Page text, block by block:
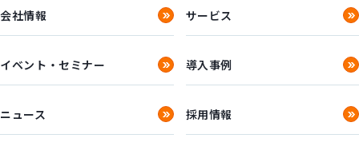
会社情報 サービス
イベント・セミナー 導入事例
ニュース 採用情報